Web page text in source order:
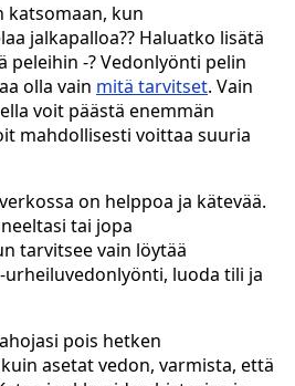
katsomaan, kun
jalkapalloa?? Haluatko lisätä
peleihin -? Vedonlyönti pelin
olla vain mitä tarvitset. Vain
voit päästä enemmän
mahdollisesti voittaa suuria
on helppoa ja kätevää.
tai jopa
tarvitsee vain löytää
luoda tili ja
pois hetken
asetat vedon, varmista, että